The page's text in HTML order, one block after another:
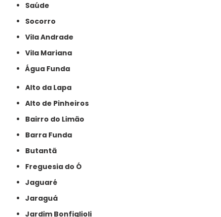
Saúde
Socorro
Vila Andrade
Vila Mariana
Água Funda
Alto da Lapa
Alto de Pinheiros
Bairro do Limão
Barra Funda
Butantã
Freguesia do Ó
Jaguaré
Jaraguá
Jardim Bonfiglioli